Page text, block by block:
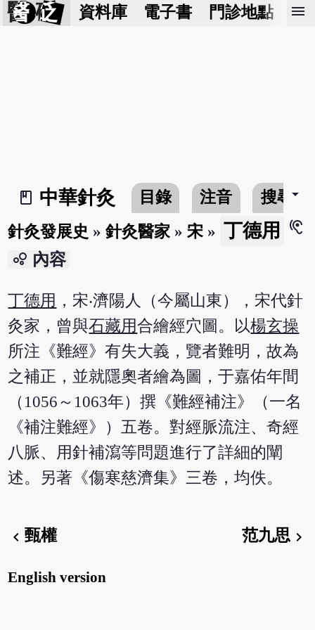
醫 砭 資料庫 電子書 門診地點 預
menu
book_2
中華針灸 目錄 注音 搜尋arrow_drop_down
針灸發展史 »針灸醫家 »宋 » 丁德用
hearing
bubble_chart 內容
丁德用 ，宋‧濟陽人（今屬山東），宋代針
灸家，曾與石藏用合繪經穴圖。以楊玄操
所注《難經》有失大義，覽者難明，故為
之補正，並就隱奧者繪為圖，于嘉佑年間
（1056～1063年）撰《難經補注》（一名
《補注難經》）五卷。對經脈流注、奇經
八脈、用針補瀉等問題進行了詳細的闡
述。另著《傷寒慈濟集》三卷，均佚。
chevron_left甄權 范九思chevron_right
English version